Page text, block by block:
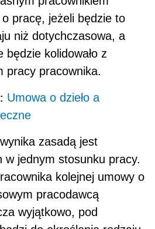
pracę, jeżeli będzie to
niż dotychczasowa, a
będzie kolidowało z
pracy pracownika.
Umowa o dzieło a
zasadą jest
w jednym stosunku pracy.
kolejnej umowy o
pracodawcą
wyjątkowo, pod